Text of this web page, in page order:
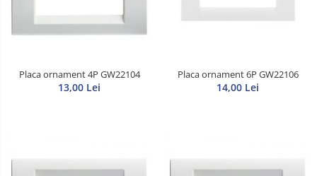
Placa ornament 4P GW22104
13,00 Lei
Placa ornament 6P GW22106
14,00 Lei